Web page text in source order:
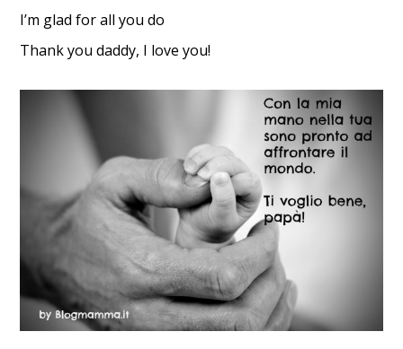
I’m glad for all you do
Thank you daddy, I love you!